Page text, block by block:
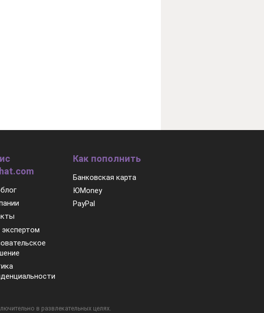
Как пополнить
Банковская карта
ЮMoney
PayPal
в развлекательных целях.